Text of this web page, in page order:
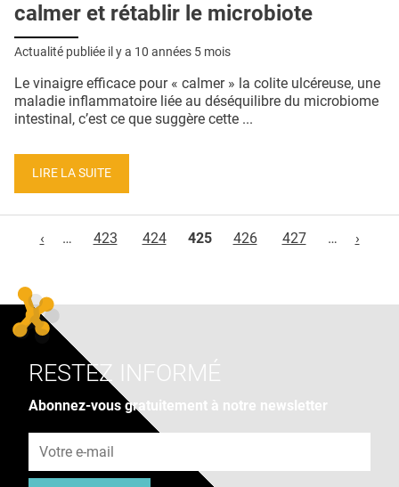
calmer et rétablir le microbiote
Actualité publiée il y a 10 années 5 mois
Le vinaigre efficace pour « calmer » la colite ulcéreuse, une
maladie inflammatoire liée au déséquilibre du microbiome
intestinal, c’est ce que suggère cette ...
LIRE LA SUITE
‹
… 423 424 425 426 427 … ›
RESTEZ INFORMÉ
Abonnez-vous gratuitement à notre newsletter